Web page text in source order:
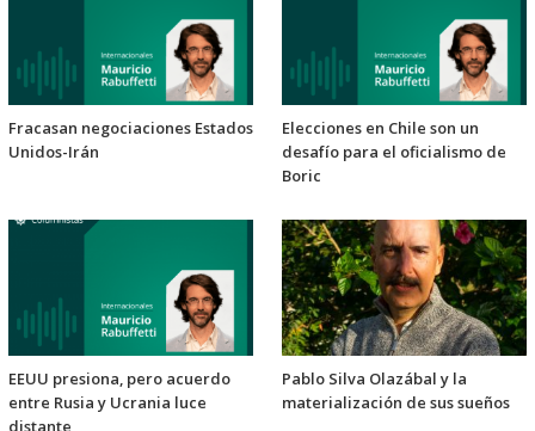
Fracasan negociaciones Estados
Unidos-Irán
Elecciones en Chile son un
desafío para el oficialismo de
Boric
EEUU presiona, pero acuerdo
entre Rusia y Ucrania luce
distante
Pablo Silva Olazábal y la
materialización de sus sueños